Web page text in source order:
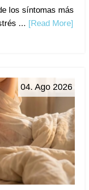
los síntomas más
... [Read More]
04. Ago 2026